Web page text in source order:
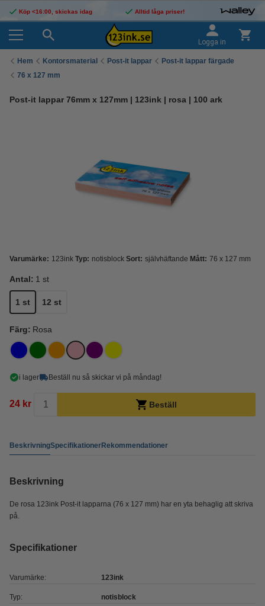
Köp <16:00, skickas idag Alltid låga priser!
Logga in
Hem Kontorsmaterial Post-it lappar
Post-it lappar färgade
76 x 127 mm
Post-it lappar 76mm x 127mm | 123ink | rosa | 100 ark
Varumärke: 123ink Typ: notisblock Sort: självhäftande Mått: 76 x 127 mm
Antal: 1 st
1 st 12 st
Färg: Rosa
i lager Beställ nu så skickar vi på måndag!
24 kr Beställ
BeskrivningSpecifikationerRekommendationer
Beskrivning
De rosa 123ink Post-it lapparna (76 x 127 mm) har en yta behaglig att skriva
på.
Specifikationer
Varumärke: 123ink
Typ: notisblock